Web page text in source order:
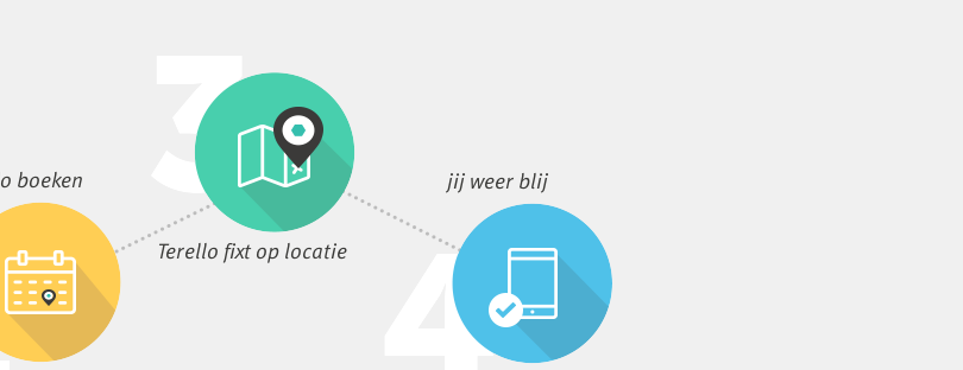
boeken
Terello fixt op locatie
jij weer blij